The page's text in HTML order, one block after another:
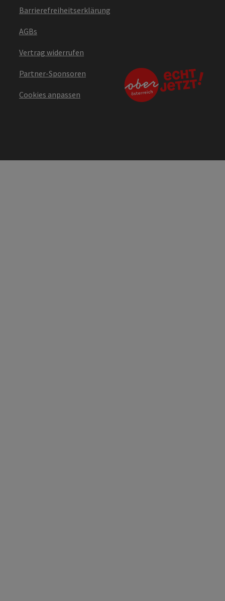
Barrierefreiheitserklärung
AGBs
Vertrag widerrufen
Partner-Sponsoren
Cookies anpassen